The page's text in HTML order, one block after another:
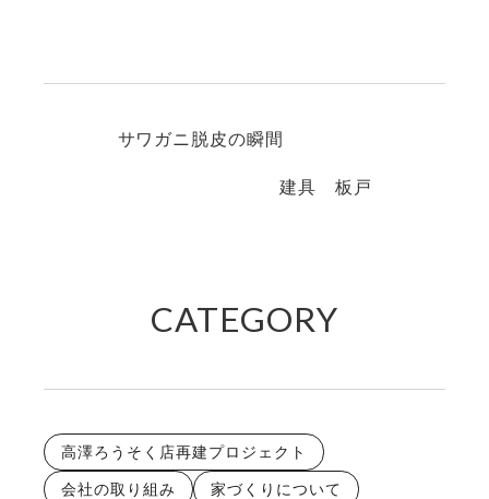
サワガニ脱皮の瞬間
建具 板戸
CATEGORY
高澤ろうそく店再建プロジェクト
会社の取り組み 家づくりについて